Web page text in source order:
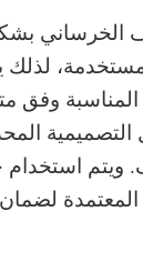
الخرساني
لذلك
المناسبة وفق
التصميمية
ويتم
المعتمدة